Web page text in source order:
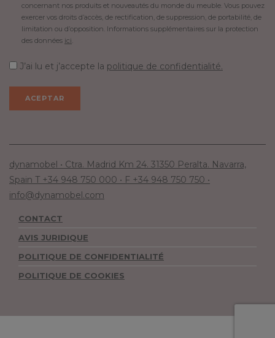
concernant nos produits et nouveautés du monde du meuble. Vous pouvez
exercer vos droits d’accès, de rectification, de suppression, de portabilité, de
limitation ou d’opposition. Informations supplémentaires sur la protection
des données ici
J’ai lu et j’accepte la politique de confidentialité.
dynamobel • Ctra. Madrid Km 24. 31350 Peralta. Navarra,
Spain T +34 948 750 000 • F +34 948 750 750 •
info@dynamobel.com
CONTACT
AVIS JURIDIQUE
POLITIQUE DE CONFIDENTIALITÉ
POLITIQUE DE COOKIES